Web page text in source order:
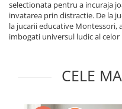
Protectii casa
Protectii utile
Deflectoare pentru aer
selectionata pentru a incuraja
invatarea prin distractie. De la
la jucarii educative Montessori,
imbogati universul ludic al celor
CELE